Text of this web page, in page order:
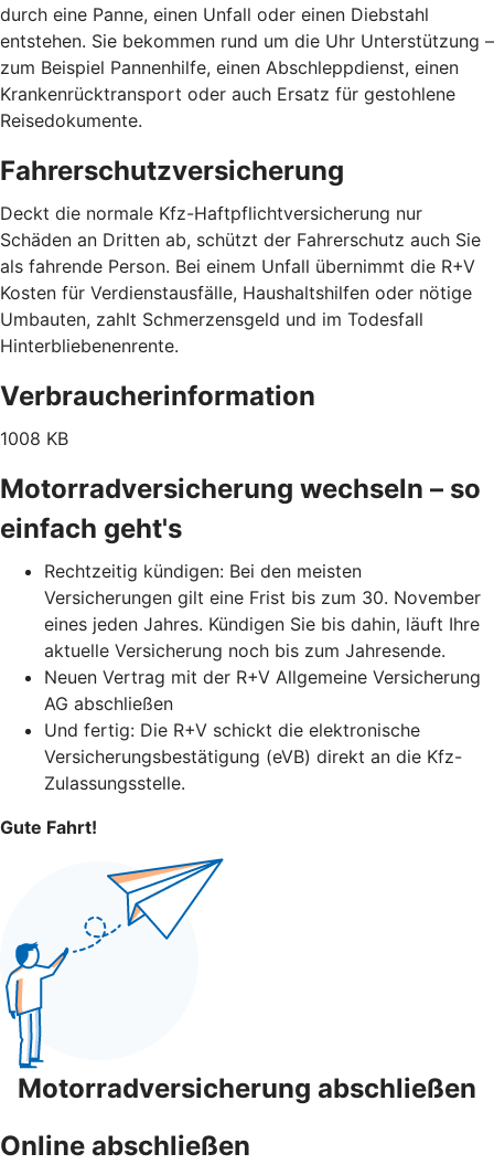
durch eine Panne, einen Unfall oder einen Diebstahl
entstehen. Sie bekommen rund um die Uhr Unterstützung –
zum Beispiel Pannenhilfe, einen Abschleppdienst, einen
Krankenrücktransport oder auch Ersatz für gestohlene
Reisedokumente.
Fahrerschutzversicherung
Deckt die normale Kfz-Haftpflichtversicherung nur
Schäden an Dritten ab, schützt der Fahrerschutz auch Sie
als fahrende Person. Bei einem Unfall übernimmt die R+V
Kosten für Verdienstausfälle, Haushaltshilfen oder nötige
Umbauten, zahlt Schmerzensgeld und im Todesfall
Hinterbliebenenrente.
Verbraucherinformation
1008 KB
Motorradversicherung wechseln – so
einfach geht's
Rechtzeitig kündigen: Bei den meisten
Versicherungen gilt eine Frist bis zum 30. November
eines jeden Jahres. Kündigen Sie bis dahin, läuft Ihre
aktuelle Versicherung noch bis zum Jahresende.
Neuen Vertrag mit der R+V Allgemeine Versicherung
AG abschließen
Und fertig: Die R+V schickt die elektronische
Versicherungsbestätigung (eVB) direkt an die Kfz-
Zulassungsstelle.
Gute Fahrt!
Motorradversicherung abschließen
Online abschließen